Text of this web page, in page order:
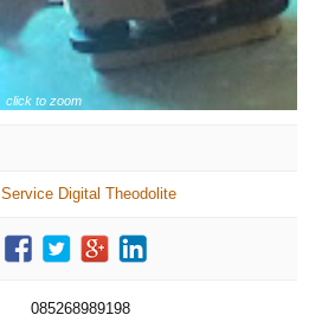
click to zoom
Service Digital Theodolite
085268989198